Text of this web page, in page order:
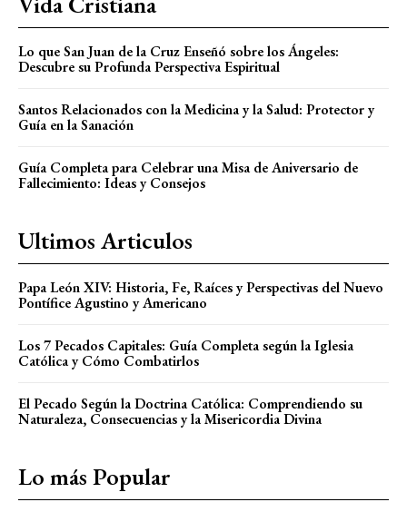
Lo que San Juan de la Cruz Enseñó sobre los Ángeles:
Descubre su Profunda Perspectiva Espiritual
Santos Relacionados con la Medicina y la Salud: Protector y
Guía en la Sanación
Guía Completa para Celebrar una Misa de Aniversario de
Fallecimiento: Ideas y Consejos
Ultimos Articulos
Papa León XIV: Historia, Fe, Raíces y Perspectivas del Nuevo
Pontífice Agustino y Americano
Los 7 Pecados Capitales: Guía Completa según la Iglesia
Católica y Cómo Combatirlos
El Pecado Según la Doctrina Católica: Comprendiendo su
Naturaleza, Consecuencias y la Misericordia Divina
Lo más Popular